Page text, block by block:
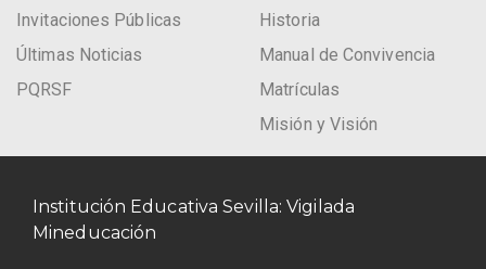
Invitaciones Públicas
Últimas Noticias
PQRSF
Historia
Manual de Convivencia
Matrículas
Misión y Visión
Institución Educativa Sevilla: Vigilada
Mineducación